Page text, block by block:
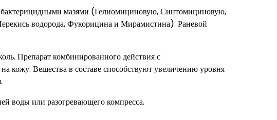
бактерицидными мазями (Гелиомициновую, Синтомициновую,
водорода, Фукорицина и Мирамистина). Раневой
Препарат комбинированного действия с
кожу. Вещества в составе способствуют увеличению уровня
воды или разогревающего компресса.